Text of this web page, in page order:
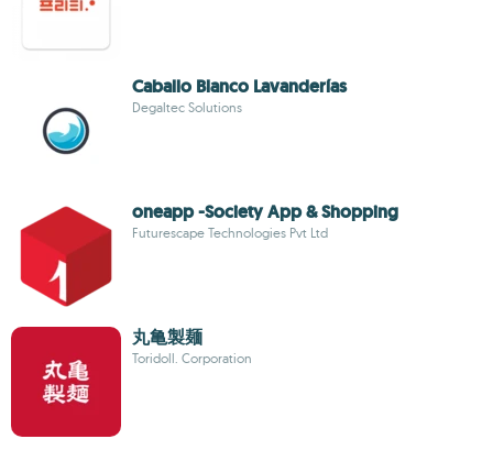
Caballo Blanco Lavanderías
Degaltec Solutions
oneapp -Society App & Shopping
Futurescape Technologies Pvt Ltd
丸亀製麺
Toridoll. Corporation